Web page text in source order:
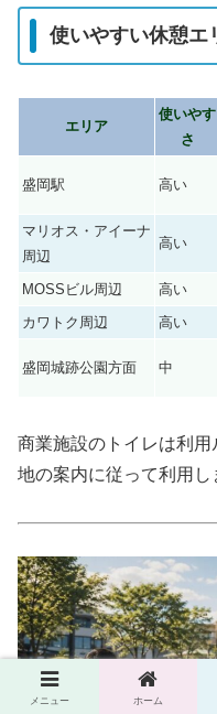
使いやすい休憩エ
エリア
使いやす
さ
盛岡駅 高い
マリオス・アイーナ
周辺
高い
MOSSビル周辺 高い
カワトク周辺
高い
盛岡城跡公園方面 中
商業施設のトイレは利
地の案内に従って利用し
メニュー ホーム